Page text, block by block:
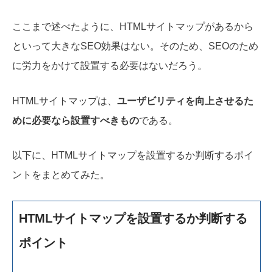
ここまで述べたように、HTMLサイトマップがあるから
といって大きなSEO効果はない。そのため、SEOのため
に労力をかけて設置する必要はないだろう。
HTMLサイトマップは、 ユーザビリティを向上させるた
めに必要なら設置すべきものである。
以下に、HTMLサイトマップを設置するか判断するポイ
ントをまとめてみた。
HTMLサイトマップを設置するか判断する
ポイント